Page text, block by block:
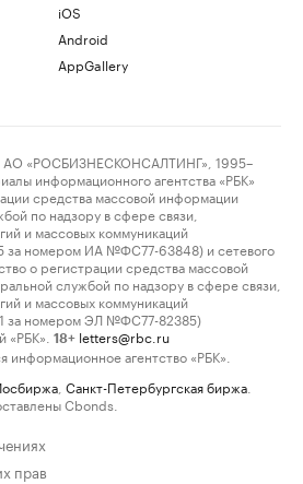
iOS
Android
AppGallery
«РОСБИЗНЕСКОНСАЛТИНГ», 1995–
информационного агентства «РБК»
средства массовой информации
по надзору в сфере связи,
и массовых коммуникаций
за номером ИА №ФС77-63848) и сетевого
о регистрации средства массовой
службой по надзору в сфере связи,
и массовых коммуникаций
за номером ЭЛ №ФС77-82385)
«РБК».
18+ letters@rbc.ru
информационное агентство «РБК».
Санкт-Петербургская биржа
Cbonds.
прав